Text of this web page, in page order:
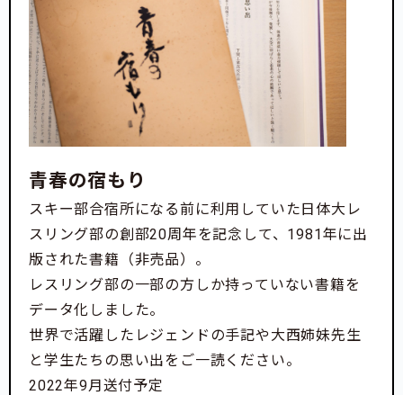
青春の宿もり
スキー部合宿所になる前に利用していた日体大レ
スリング部の創部20周年を記念して、1981年に出
版された書籍（非売品）。
レスリング部の一部の方しか持っていない書籍を
データ化しました。
世界で活躍したレジェンドの手記や大西姉妹先生
と学生たちの思い出をご一読ください。
2022年9月送付予定